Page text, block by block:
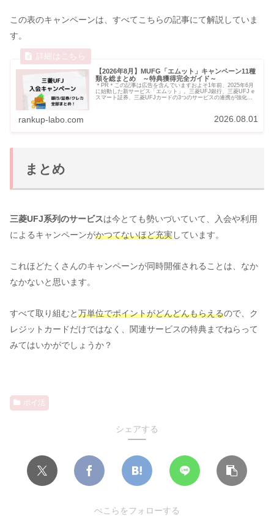
この表のキャンペーンは、すべてこちらの記事にて解説していま
す。
【2026年8月】MUFG「エムット」キャンペーン11種
類を総まとめ ～特典獲得完全ガイド～
＊PR＊この記事は広告を含んでいますおよそ1年前、2025年6月
に始動した新サービス「エムット」。三菱UFJ銀行、三菱UFJ e
スマート証券、三菱UFJカードの3つのサービスの連携が強化さ
rankup-labo.com 2026.08.01
まとめ
三菱UFJ系列のサービスは今とても勢いづいていて、入会や利用
によるキャンペーンがかつてないほど充実しています。
これほどたくさんのキャンペーンが同時開催されることは、なか
なかないと思います。
すべて取り組むと万単位でポイントがどんどんもらえるので、ク
レジットカードだけではなく、関連サービスの特典までねらって
みてはいかがでしょうか？
ポイ活
シェアする
ぺこらをフォローする